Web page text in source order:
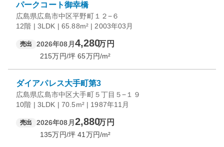
パークコート御幸橋
広島県広島市中区平野町１２−６
12階 | 3LDK | 65.88m² | 2003年03月
売出 2026年08月 4,280万円
215万円/坪 65万円/m²
ダイアパレス大手町第3
広島県広島市中区大手町５丁目５−１９
10階 | 3LDK | 70.5m² | 1987年11月
売出 2026年08月 2,880万円
135万円/坪 41 万円/m²